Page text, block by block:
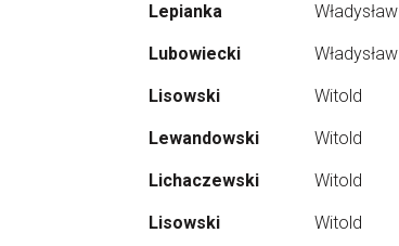
Lepianka Władysław
Lubowiecki Władysław
Lisowski Witold
Lewandowski Witold
Lichaczewski Witold
Lisowski Witold